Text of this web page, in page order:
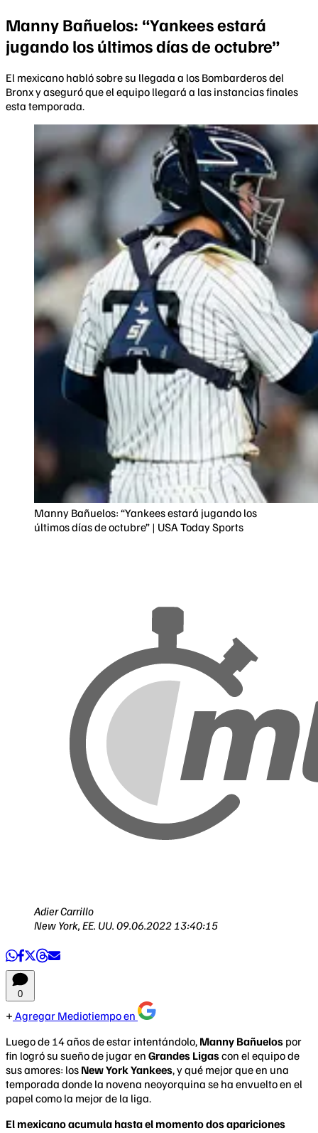
Manny Bañuelos: “Yankees estará
jugando los últimos días de octubre”
El mexicano habló sobre su llegada a los Bombarderos del
Bronx y aseguró que el equipo llegará a las instancias finales
esta temporada.
Manny Bañuelos: “Yankees estará jugando los
últimos días de octubre” | USA Today Sports
Adier Carrillo
New York, EE. UU. 09.06.2022 13:40:15
0
Agregar Mediotiempo en
Luego de 14 años de estar intentándolo, Manny Bañuelos por
fin logró su sueño de jugar en Grandes Ligascon el equipo de
sus amores: los New York Yankees, y qué mejor que en una
temporada donde la novena neoyorquina se ha envuelto en el
papel como la mejor de la liga.
El mexicano acumula hasta el momento dos apariciones